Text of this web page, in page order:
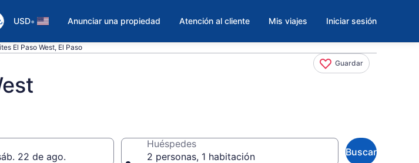
USD• Anunciar una propiedad Atención al cliente Mis viajes Iniciar sesión
El Paso West, El Paso
Guardar
22 de ago.
Huéspedes
2 personas, 1 habitación
Buscar